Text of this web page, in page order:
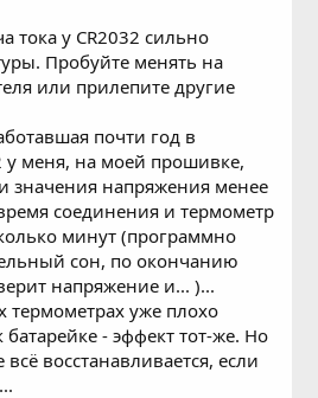
тока у CR2032 сильно
Пробуйте менять на
или прилепите другие
почти год в
у меня, на моей прошивке,
значения напряжения менее
соединения и термометр
минут (программно
сон, по окончанию
напряжение и... )...
термометрах уже плохо
батарейке - эффект тот-же. Но
восстанавливается, если